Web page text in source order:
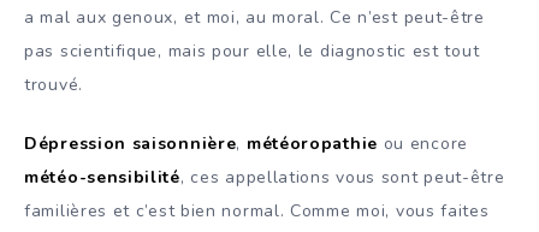
a mal aux genoux, et moi, au moral. Ce n’est peut-être
pas scientifique, mais pour elle, le diagnostic est tout
trouvé.
Dépression saisonnière, météoropathie ou encore
météo-sensibilité, ces appellations vous sont peut-être
familières et c’est bien normal. Comme moi, vous faites